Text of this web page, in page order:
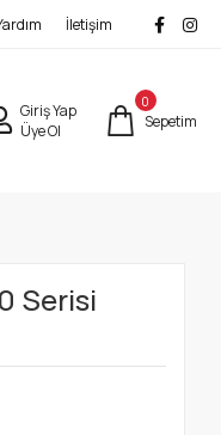
İletişim
Giriş Yap
Üye Ol
0
Sepetim
Serisi